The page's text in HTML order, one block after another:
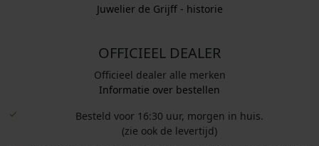
Juwelier de Grijff - historie
OFFICIEEL DEALER
Officieel dealer alle merken
Informatie over bestellen
Besteld voor 16:30 uur, morgen in huis.
(zie ook de levertijd)